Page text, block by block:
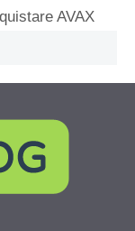
AVAX